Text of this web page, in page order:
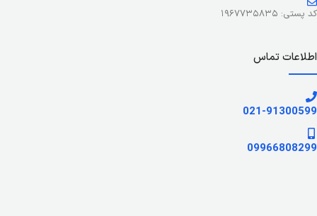
کد پستی: ۱۹۶۷۷۳۵۸۳۵
اطلاعات تماس
021-91300599
09966808299